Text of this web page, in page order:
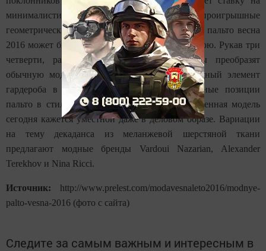
минималистичный дизайн и беспроигрышные
геометрические узоры. Универсальное женское пальто весна
2016 может быть однотонным и простым по крою. Рукав три
четверти, расширенный силуэт и отвороты преобразят
обычную модель пальто, превратив ее в модный элемент
гардероба в ретро-стиле. Возвращает утерянные позиции
пальто в стиле декаданс. Эта нарочито упрощенная модель
сегодня кажется уместной даже в деловом образе. Вариации
на тему декаданса из меланжевой шерстяной ткани
предлагают модные бренды Vardoui Nazarian, Alexander
Terekhov и Nina Ricci.
Источник: http://www.prelest.com/modavesnaleto2016/modnye-
palto-vesna-2016 (фото с сайта)
Следите за самым важным и интересным в